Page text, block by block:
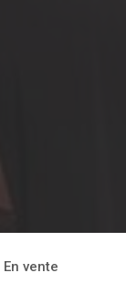
En vente